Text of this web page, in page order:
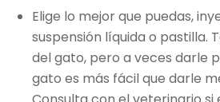
Elige lo mejor que puedas,
suspensión líquida o pastilla.
del gato, pero a veces darle
gato es más fácil que darle